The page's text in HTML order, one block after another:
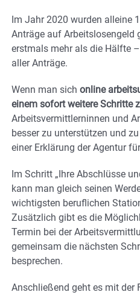
Im Jahr 2020 wurden alleine
Anträge auf Arbeitslosengeld
erstmals mehr als die Hälfte
aller Anträge.
Wenn man sich online
einem sofort weitere Schritte
Arbeitsvermittlerninnen und
besser zu unterstützen und
einer Erklärung der Agentur
Im Schritt „Ihre Abschlüsse
kann man gleich seinen
wichtigsten beruflichen
Zusätzlich gibt es die
Termin bei der
gemeinsam die nächsten
besprechen.
Anschließend geht es mit der